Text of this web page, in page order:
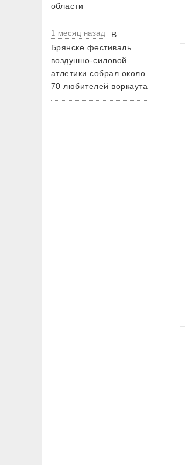
области
1 месяц назад
В
Брянске фестиваль
воздушно-силовой
атлетики собрал около
70 любителей воркаута